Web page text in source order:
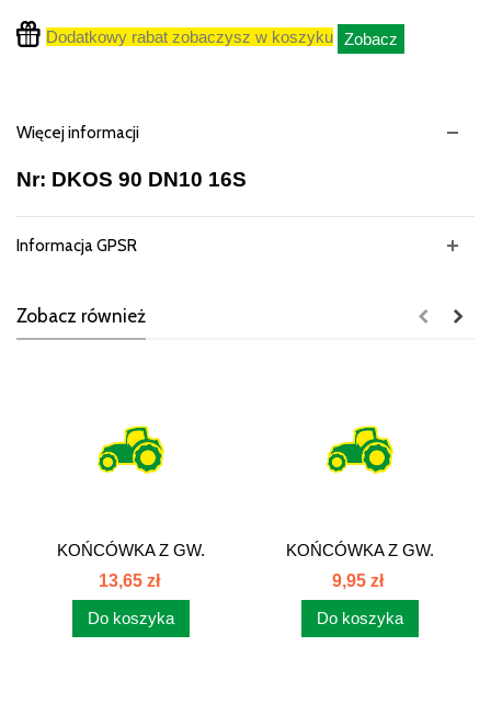
Dodatkowy rabat zobaczysz w koszyku Zobacz
Więcej informacji
Nr: DKOS 90 DN10 16S
Informacja GPSR
Zobacz również
KOŃCÓWKA Z GW.
METR. I ORINGIEM...
13,65 zł
Do koszyka
KOŃCÓWKA Z GW.
METR. I ORINGIEM...
9,95 zł
Do koszyka